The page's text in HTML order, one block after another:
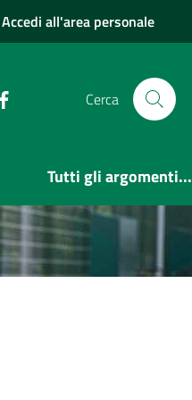
Accedi all'area personale
Cerca
Tutti gli argomenti...